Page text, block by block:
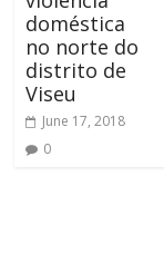
doméstica
no norte do
distrito de
Viseu
June 17, 2018
0